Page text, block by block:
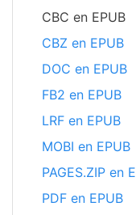
CBC en EPUB
CBZ en EPUB
DOC en EPUB
FB2 en EPUB
LRF en EPUB
MOBI en EPUB
PAGES.ZIP en
PDF en EPUB